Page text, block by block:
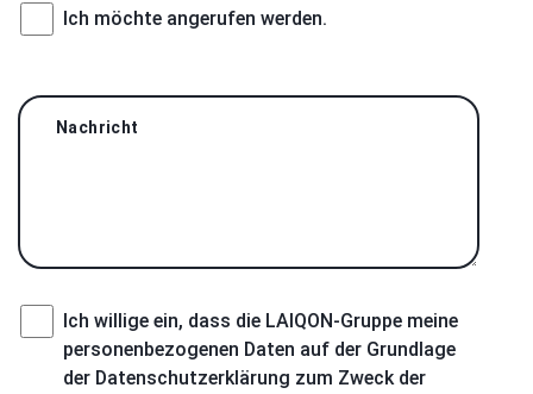
Ich möchte angerufen werden.
Nachricht
Ich willige ein, dass die LAIQON-Gruppe meine
personenbezogenen Daten auf der Grundlage
der Datenschutzerklärung zum Zweck der